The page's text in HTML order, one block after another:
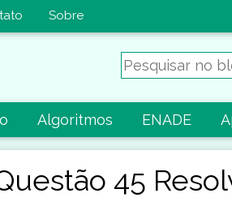
Sobre
Algoritmos ENADE
45